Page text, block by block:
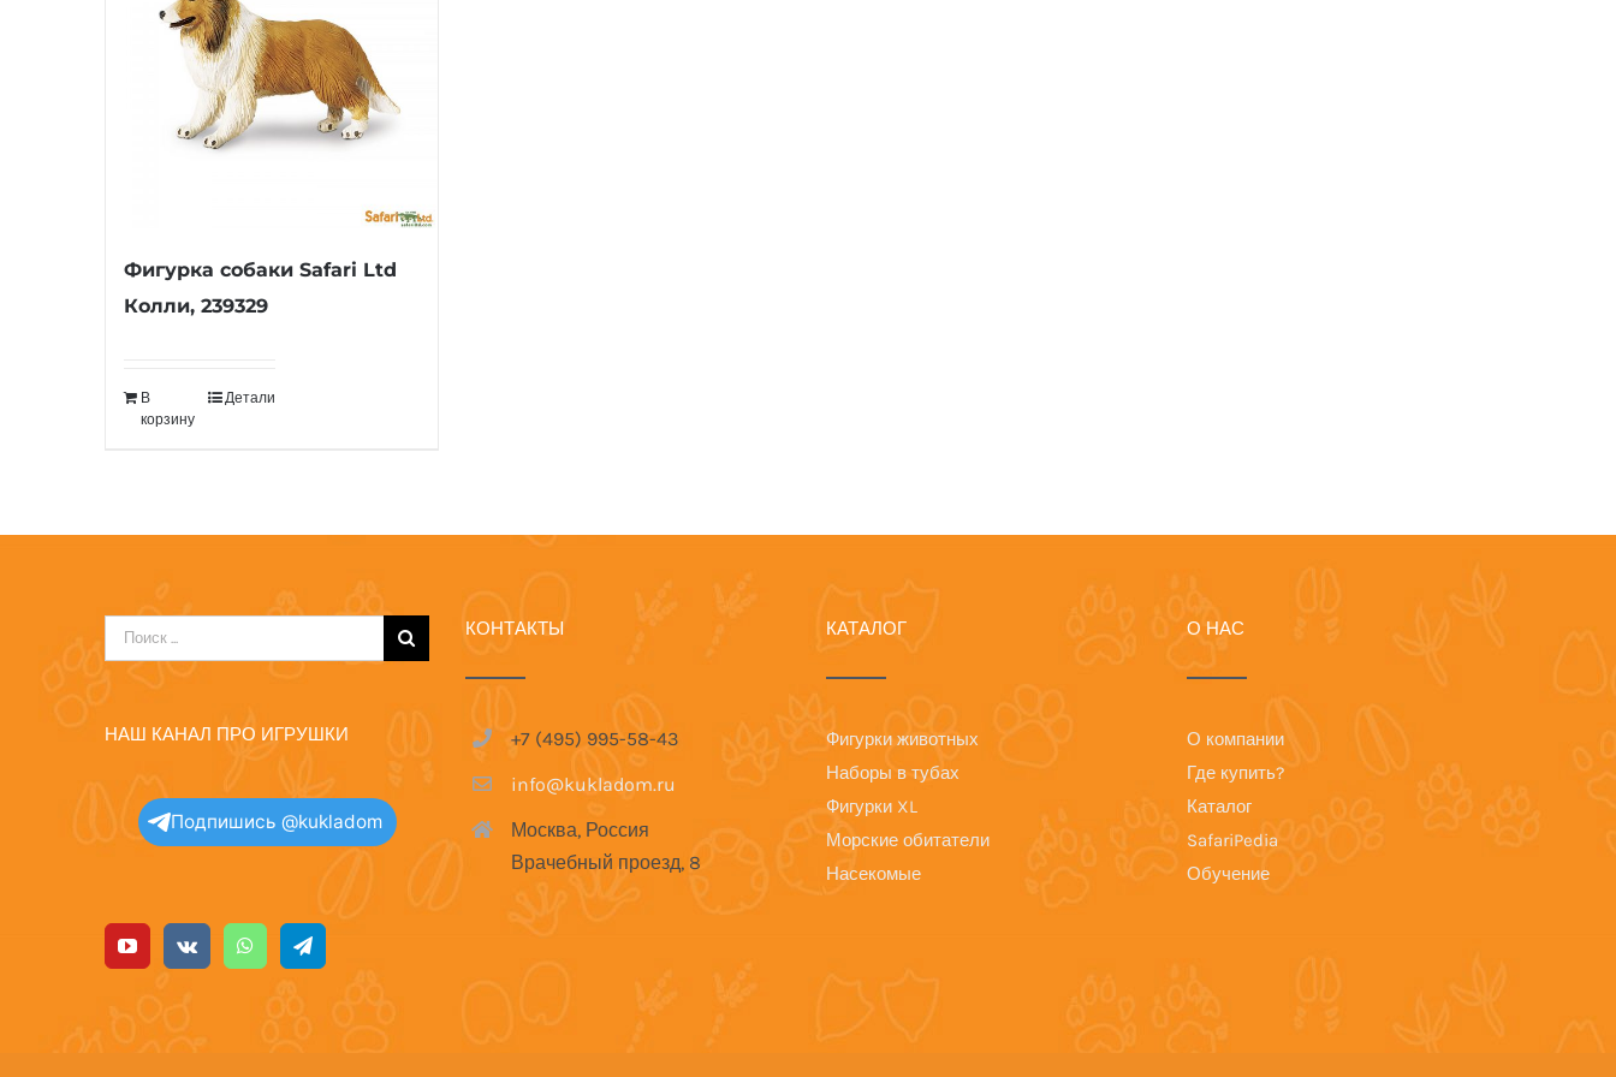
Фигурка собаки Safari Ltd
Колли, 239329
В
корзину
Детали
Результат
поиска:
НАШ КАНАЛ ПРО ИГРУШКИ
Подпишись @kukladom
КОНТАКТЫ
+7 (495) 995-58-43
info@kukladom.ru
Москва, Россия
Врачебный проезд, 8
КАТАЛОГ
Фигурки животных
Наборы в тубах
Фигурки XL
Морские обитатели
Насекомые
О НАС
О компании
Где купить?
Каталог
SafariPedia
Обучение